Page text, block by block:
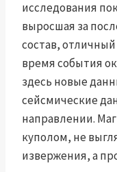
исследования
выросшая за
состав,
время события
здесь новые
сейсмические
направлении.
куполом, не
извержения, а